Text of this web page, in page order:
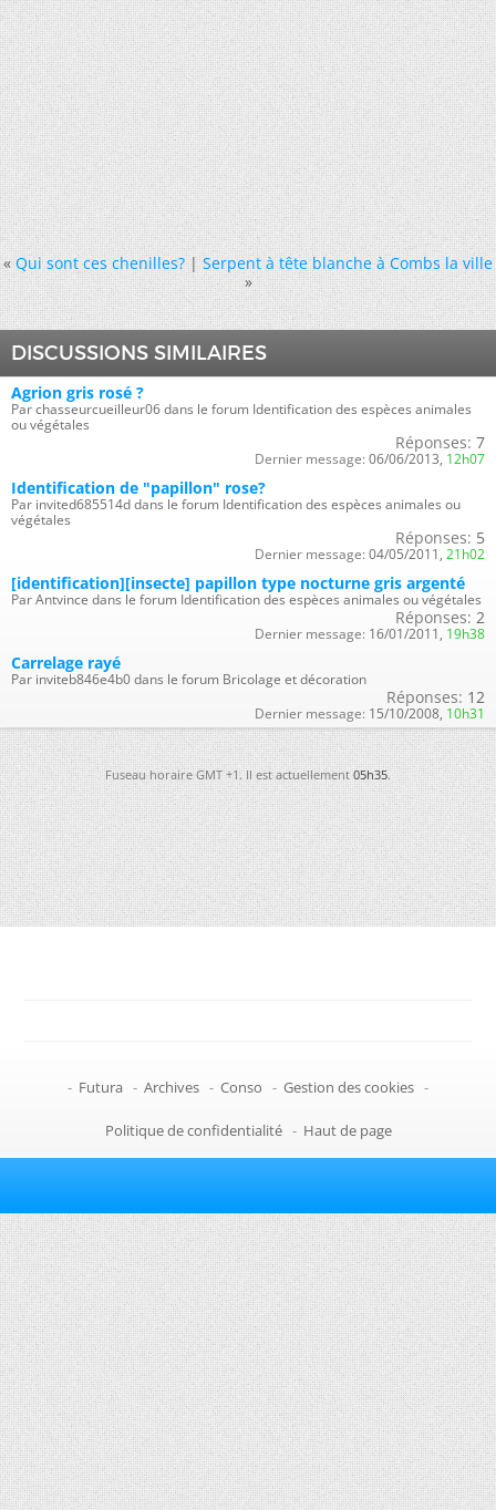
« Qui sont ces chenilles?|Serpent à tête blanche à Combs la ville
»
DISCUSSIONS SIMILAIRES
Agrion gris rosé ?
Par chasseurcueilleur06 dans le forum Identification des espèces animales
ou végétales
Réponses: 7
Dernier message: 06/06/2013, 12h07
Identification de "papillon" rose?
Par invited685514d dans le forum Identification des espèces animales ou
végétales
Réponses: 5
Dernier message: 04/05/2011, 21h02
[identification][insecte] papillon type nocturne gris argenté
Par Antvince dans le forum Identification des espèces animales ou végétales
Réponses: 2
Dernier message: 16/01/2011, 19h38
Carrelage rayé
Par inviteb846e4b0 dans le forum Bricolage et décoration
Réponses: 12
Dernier message: 15/10/2008, 10h31
Fuseau horaire GMT +1. Il est actuellement05h35.
- Futura - Archives - Conso - Gestion des cookies -
Politique de confidentialité - Haut de page